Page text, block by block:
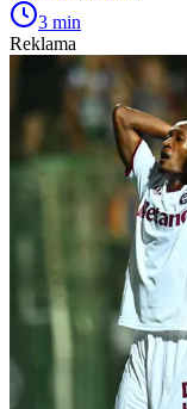
3 min
Reklama